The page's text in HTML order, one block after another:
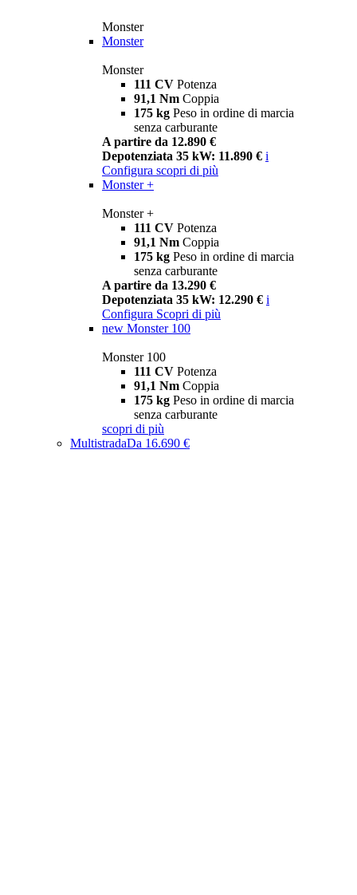
Monster
Monster
Monster
111 CV Potenza
91,1 Nm Coppia
175 kg Peso in ordine di marcia
senza carburante
A partire da 12.890 €
Depotenziata 35 kW: 11.890 € i
Configura scopri di più
Monster +
Monster +
111 CV Potenza
91,1 Nm Coppia
175 kg Peso in ordine di marcia
senza carburante
A partire da 13.290 €
Depotenziata 35 kW: 12.290 € i
Configura Scopri di più
new Monster 100
Monster 100
111 CV Potenza
91,1 Nm Coppia
175 kg Peso in ordine di marcia
senza carburante
scopri di più
MultistradaDa 16.690 €